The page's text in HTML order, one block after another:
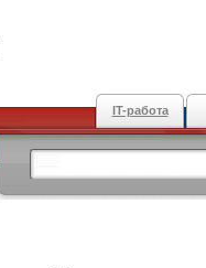
IT-работа